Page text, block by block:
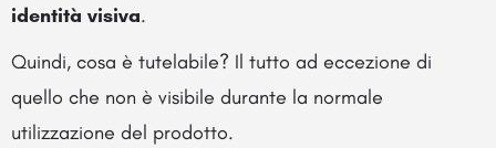
identità visiva.
Quindi, cosa è tutelabile? Il tutto ad eccezione di
quello che non è visibile durante la normale
utilizzazione del prodotto.